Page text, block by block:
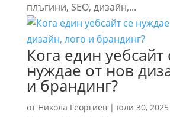
плъгини, SEO, дизайн,...
Кога един уебсайт
нуждае от нов
и брандинг?
от Никола Георгиев| юли 30, 2025